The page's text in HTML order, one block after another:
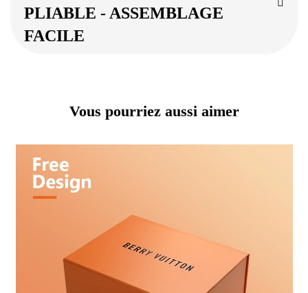
PLIABLE - ASSEMBLAGE
FACILE
Vous pourriez aussi aimer